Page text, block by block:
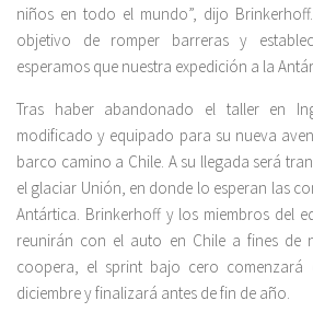
niños en todo el mundo”, dijo
objetivo de romper barreras y
esperamos que nuestra expedición a la
Tras haber abandonado el taller en
modificado y equipado para su nueva
barco camino a Chile. A su llegada será
el glaciar Unión, en donde lo esperan las
Antártica. Brinkerhoff y los miembros del
reunirán con el auto en Chile a fines de
coopera, el sprint bajo cero
diciembre y finalizará antes de fin de año.